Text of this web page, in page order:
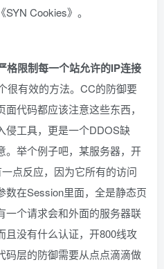
Cookies》。
格限制每一个站允许的IP连接
很有效的方法。CC的防御要
代码都应该注意这些东西，
侵工具，更是一个DDOS缺
。举个例子吧，某服务器，开
点反应，因为它所有的访问
数在Session里面，全是静态页
一个请求会和外面的服务器联
且没有什么认证，开800线攻
码层的防御需要从点点滴滴做